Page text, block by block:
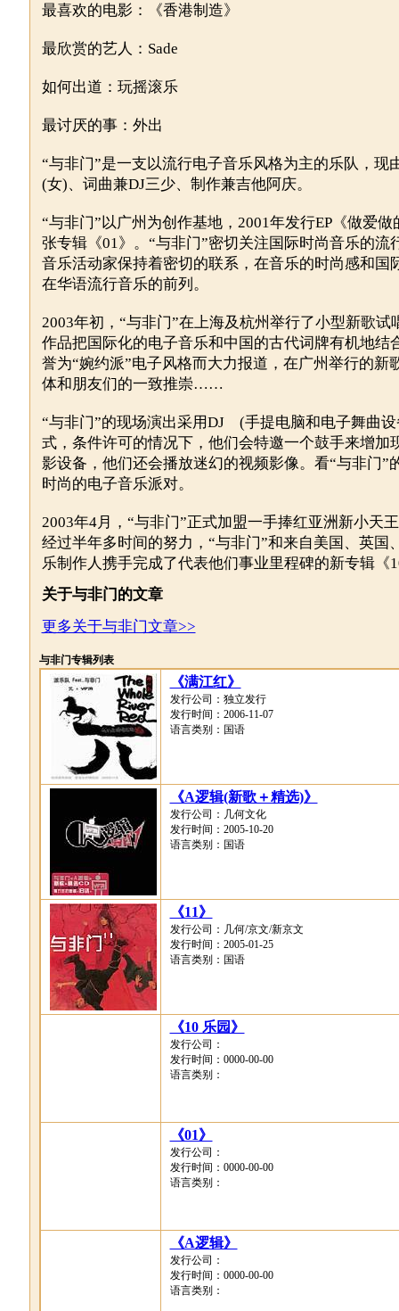
最喜欢的电影：《香港制造》
最欣赏的艺人：Sade
如何出道：玩摇滚乐
最讨厌的事：外出
“与非门”是一支以流行电子音乐风格为主的乐队，现
(女)、词曲兼DJ三少、制作兼吉他阿庆。
“与非门”以广州为创作基地，2001年发行EP《做爱
张专辑《01》。“与非门”密切关注国际时尚音乐的流
音乐活动家保持着密切的联系，在音乐的时尚感和国
在华语流行音乐的前列。
2003年初，“与非门”在上海及杭州举行了小型新歌试
作品把国际化的电子音乐和中国的古代词牌有机地结
誉为“婉约派”电子风格而大力报道，在广州举行的新
体和朋友们的一致推崇……
“与非门”的现场演出采用DJ (手提电脑和电子舞曲
式，条件许可的情况下，他们会特邀一个鼓手来增加
影设备，他们还会播放迷幻的视频影像。看“与非门”
时尚的电子音乐派对。
2003年4月，“与非门”正式加盟一手捧红亚洲新小天
经过半年多时间的努力，“与非门”和来自美国、英国
乐制作人携手完成了代表他们事业里程碑的新专辑《
关于与非门的文章
更多关于与非门文章>>
与非门专辑列表
《满江红》
发行公司：独立发行
发行时间：2006-11-07
语言类别：国语
《A逻辑(新歌＋精选)》
发行公司：几何文化
发行时间：2005-10-20
语言类别：国语
《11》
发行公司：几何/京文/新京文
发行时间：2005-01-25
语言类别：国语
《10 乐园》
发行公司：
发行时间：0000-00-00
语言类别：
《01》
发行公司：
发行时间：0000-00-00
语言类别：
《A逻辑》
发行公司：
发行时间：0000-00-00
语言类别：